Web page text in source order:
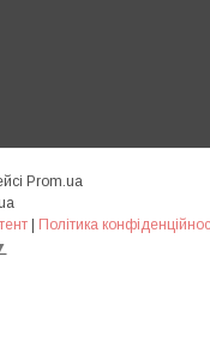
Prom.ua
| Політика